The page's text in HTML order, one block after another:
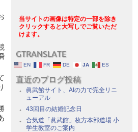
当サイトの画像は特定の一部を除き
クリックすると大写しでご覧いただ
けます。
GTRANSLATE
EN FR DE JA ES
直近のブログ投稿
眞武館サイト、AIの力で完全リニ
ューアル
43回目の結婚記念日
合気道「眞武館」枚方本部道場 小
学生教室のご案内